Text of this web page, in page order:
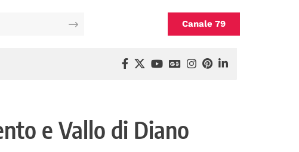
Canale 79
e Vallo di Diano